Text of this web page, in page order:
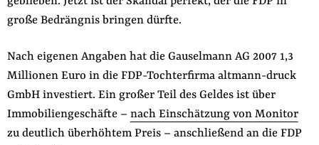
große Bedrängnis bringen dürfte.
Nach eigenen Angaben hat die Gauselmann AG 2007 1,3
Millionen Euro in die FDP-Tochterfirma altmann-druck
GmbH investiert. Ein großer Teil des Geldes ist über
Immobiliengeschäfte – nach Einschätzung von Monitor
zu deutlich überhöhtem Preis – anschließend an die FDP